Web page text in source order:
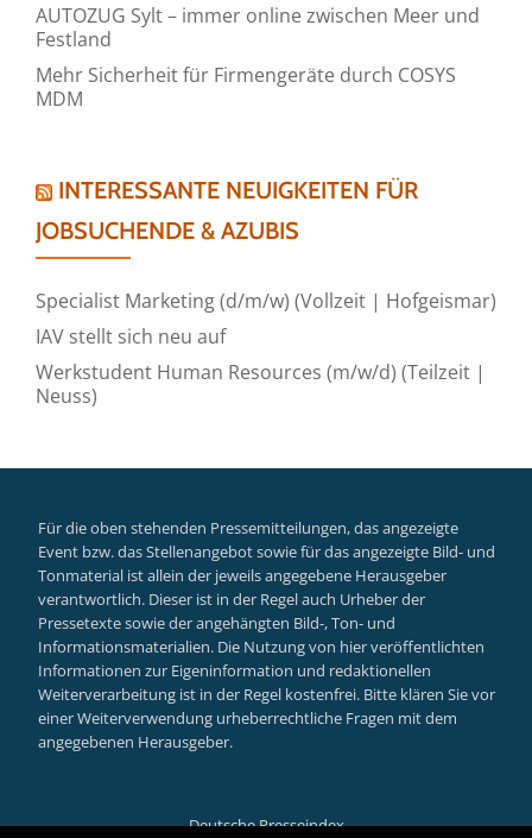
AUTOZUG Sylt – immer online zwischen Meer und
Festland
Mehr Sicherheit für Firmengeräte durch COSYS
MDM
INTERESSANTE NEUIGKEITEN FÜR
JOBSUCHENDE & AZUBIS
Specialist Marketing (d/m/w) (Vollzeit | Hofgeismar)
IAV stellt sich neu auf
Werkstudent Human Resources (m/w/d) (Teilzeit |
Neuss)
Für die oben stehenden Pressemitteilungen, das angezeigte
Event bzw. das Stellenangebot sowie für das angezeigte Bild- und
Tonmaterial ist allein der jeweils angegebene Herausgeber
verantwortlich. Dieser ist in der Regel auch Urheber der
Pressetexte sowie der angehängten Bild-, Ton- und
Informationsmaterialien. Die Nutzung von hier veröffentlichten
Informationen zur Eigeninformation und redaktionellen
Weiterverarbeitung ist in der Regel kostenfrei. Bitte klären Sie vor
einer Weiterverwendung urheberrechtliche Fragen mit dem
angegebenen Herausgeber.
Deutsche Presseindex